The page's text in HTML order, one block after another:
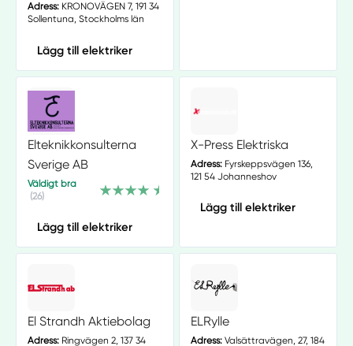
Adress:KRONOVÄGEN 7, 191 34
Sollentuna, Stockholms län
Lägg till elektriker
Elteknikkonsulterna
Sverige AB
Väldigt bra
(26)
Lägg till elektriker
X-Press Elektriska
Adress:Fyrskeppsvägen 136,
121 54 Johanneshov
Lägg till elektriker
El Strandh Aktiebolag
Adress:Ringvägen 2, 137 34
ELRylle
Adress:Valsättravägen, 27, 184